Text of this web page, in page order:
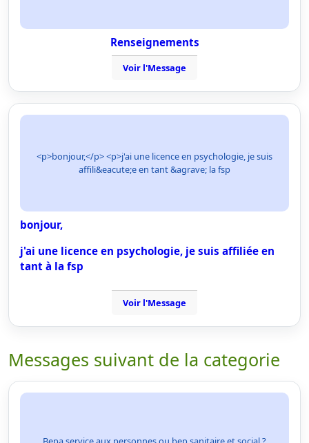
Renseignements
Voir l'Message
<p>bonjour,</p> <p>j'ai une licence en psychologie, je suis
affili&eacute;e en tant &agrave; la fsp
bonjour,
j'ai une licence en psychologie, je suis affiliée en
tant à la fsp
Voir l'Message
Messages suivant de la categorie